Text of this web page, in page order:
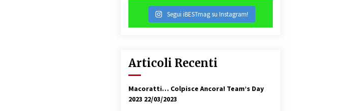
Segui iBESTmag su Instagram!
Articoli Recenti
Macoratti… Colpisce Ancora! Team’s Day
2023 22/03/2023